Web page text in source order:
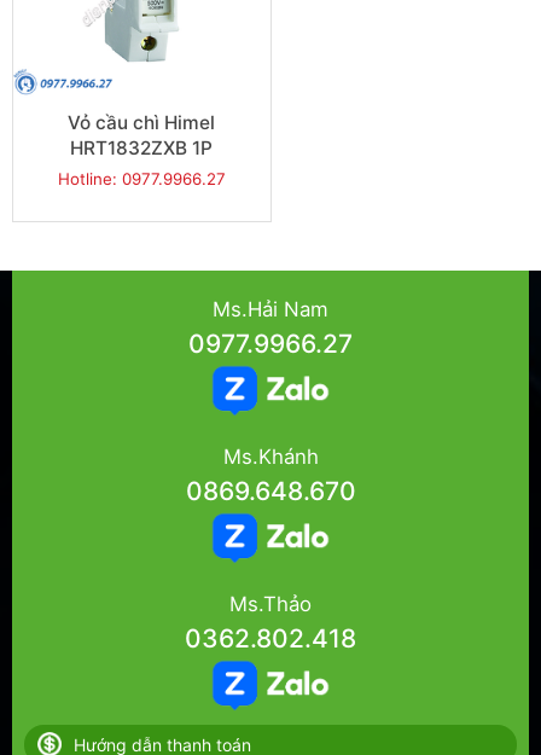
Vỏ cầu chì Himel
HRT1832ZXB 1P
Hotline: 0977.9966.27
Ms.Hải Nam
0977.9966.27
Ms.Khánh
0869.648.670
Ms.Thảo
0362.802.418
Hướng dẫn thanh toán